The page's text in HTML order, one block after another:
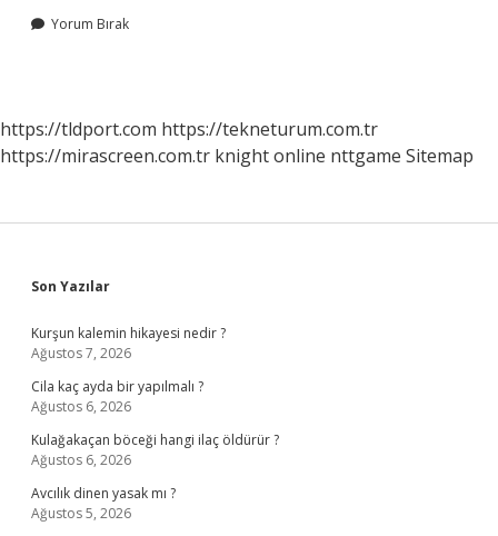
Yorum Bırak
https://tldport.com https://tekneturum.com.tr
https://mirascreen.com.tr knight online nttgame Sitemap
Sidebar
Son Yazılar
Kurşun kalemin hikayesi nedir ?
Ağustos 7, 2026
Cila kaç ayda bir yapılmalı ?
Ağustos 6, 2026
Kulağakaçan böceği hangi ilaç öldürür ?
Ağustos 6, 2026
Avcılık dinen yasak mı ?
Ağustos 5, 2026